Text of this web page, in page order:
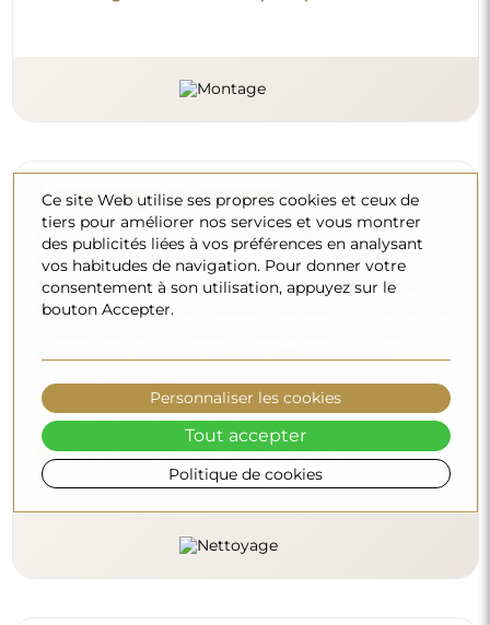
Nettoyage et entretien
Pour maintenir un éclat optimal, il suffit d’un chiffon en
microfibre et d’eau chaude. Si vous optez pour des
produits spécifiques, veillez à ce qu’ils aient un pH neutre
(autour de 7). Évitez les nettoyants puissants contenant du
Voulez-vous en savoir plus ?
Découvrez d’autres conseils sur notre blog.
Ce site Web utilise ses propres cookies et ceux de
tiers pour améliorer nos services et vous montrer
des publicités liées à vos préférences en analysant
vos habitudes de navigation. Pour donner votre
consentement à son utilisation, appuyez sur le
bouton Accepter.
Politique de cookies
Personnaliser les cookies
Tout accepter